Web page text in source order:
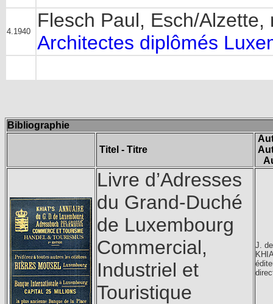
4.1940
Flesch Paul, Esch/
Architectes diplômés
Bibliographie
Titel - Titre
Livre d’Adresses
du Grand-Duché
de Luxembourg
Commercial,
Industriel et
Touristique
J.